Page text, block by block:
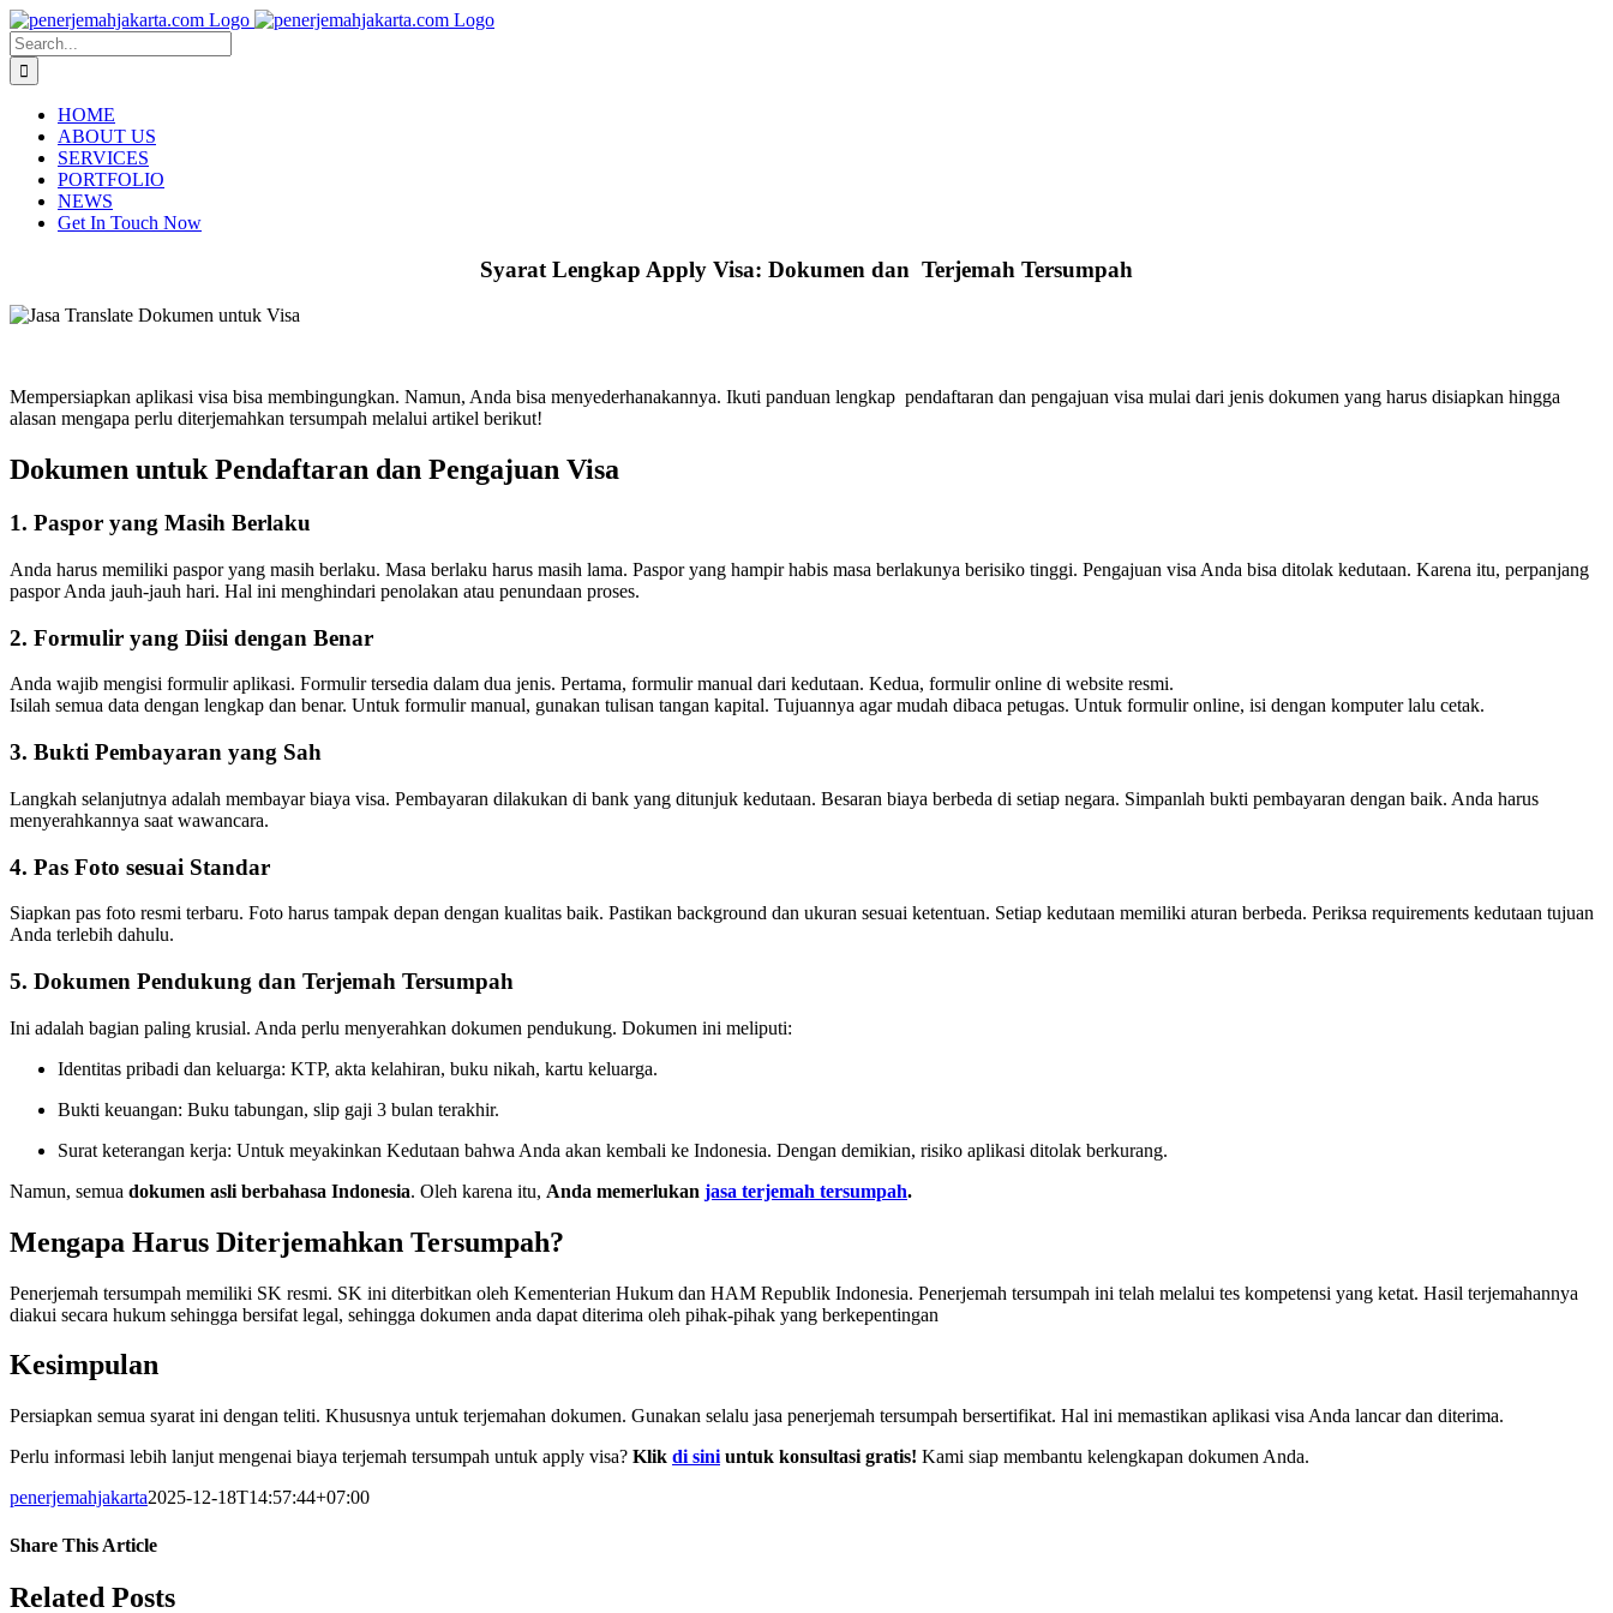
Skip
to
content
Search
for:
HOME
ABOUT US
SERVICES
PORTFOLIO
NEWS
Get In Touch Now
Syarat Lengkap Apply Visa: Dokumen dan Terjemah Tersumpah
Mempersiapkan aplikasi visa bisa membingungkan. Namun, Anda bisa menyederhanakannya. Ikuti panduan lengkap pendaftaran dan pengajuan visa mulai dari jenis dokumen yang harus disiapkan hingga
alasan mengapa perlu diterjemahkan tersumpah melalui artikel berikut!
Dokumen untuk Pendaftaran dan Pengajuan Visa
1. Paspor yang Masih Berlaku
Anda harus memiliki paspor yang masih berlaku. Masa berlaku harus masih lama. Paspor yang hampir habis masa berlakunya berisiko tinggi. Pengajuan visa Anda bisa ditolak kedutaan. Karena itu, perpanjang
paspor Anda jauh-jauh hari. Hal ini menghindari penolakan atau penundaan proses.
2. Formulir yang Diisi dengan Benar
Anda wajib mengisi formulir aplikasi. Formulir tersedia dalam dua jenis. Pertama, formulir manual dari kedutaan. Kedua, formulir online di website resmi.
Isilah semua data dengan lengkap dan benar. Untuk formulir manual, gunakan tulisan tangan kapital. Tujuannya agar mudah dibaca petugas. Untuk formulir online, isi dengan komputer lalu cetak.
3. Bukti Pembayaran yang Sah
Langkah selanjutnya adalah membayar biaya visa. Pembayaran dilakukan di bank yang ditunjuk kedutaan. Besaran biaya berbeda di setiap negara. Simpanlah bukti pembayaran dengan baik. Anda harus
menyerahkannya saat wawancara.
4. Pas Foto sesuai Standar
Siapkan pas foto resmi terbaru. Foto harus tampak depan dengan kualitas baik. Pastikan background dan ukuran sesuai ketentuan. Setiap kedutaan memiliki aturan berbeda. Periksa requirements kedutaan tujuan
Anda terlebih dahulu.
5. Dokumen Pendukung dan Terjemah Tersumpah
Ini adalah bagian paling krusial. Anda perlu menyerahkan dokumen pendukung. Dokumen ini meliputi:
Identitas pribadi dan keluarga: KTP, akta kelahiran, buku nikah, kartu keluarga.
Bukti keuangan: Buku tabungan, slip gaji 3 bulan terakhir.
Surat keterangan kerja: Untuk meyakinkan Kedutaan bahwa Anda akan kembali ke Indonesia. Dengan demikian, risiko aplikasi ditolak berkurang.
Namun, semua dokumen asli berbahasa Indonesia. Oleh karena itu, Anda memerlukan jasa terjemah tersumpah.
Mengapa Harus Diterjemahkan Tersumpah?
Penerjemah tersumpah memiliki SK resmi. SK ini diterbitkan oleh Kementerian Hukum dan HAM Republik Indonesia. Penerjemah tersumpah ini telah melalui tes kompetensi yang ketat. Hasil terjemahannya
diakui secara hukum sehingga bersifat legal, sehingga dokumen anda dapat diterima oleh pihak-pihak yang berkepentingan
Kesimpulan
Persiapkan semua syarat ini dengan teliti. Khususnya untuk terjemahan dokumen. Gunakan selalu jasa penerjemah tersumpah bersertifikat. Hal ini memastikan aplikasi visa Anda lancar dan diterima.
Perlu informasi lebih lanjut mengenai biaya terjemah tersumpah untuk apply visa? Klik di sini untuk konsultasi gratis! Kami siap membantu kelengkapan dokumen Anda.
penerjemahjakarta2025-12-18T14:57:44+07:00
Share This Article
Facebook
X
LinkedIn
WhatsApp
Tumblr
Pinterest
Vk
Email
Related Posts